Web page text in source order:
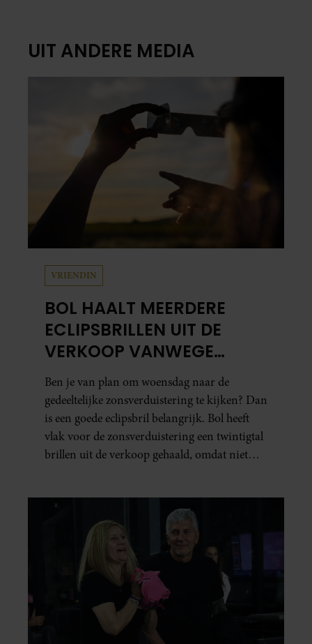
UIT ANDERE MEDIA
VRIENDIN
BOL HAALT MEERDERE
ECLIPSBRILLEN UIT DE
VERKOOP VANWEGE
TWIJFELS OVER VEILIGHEID
Ben je van plan om woensdag naar de
gedeeltelijke zonsverduistering te kijken? Dan
is een goede eclipsbril belangrijk. Bol heeft
vlak voor de zonsverduistering een twintigtal
brillen uit de verkoop gehaald, omdat niet